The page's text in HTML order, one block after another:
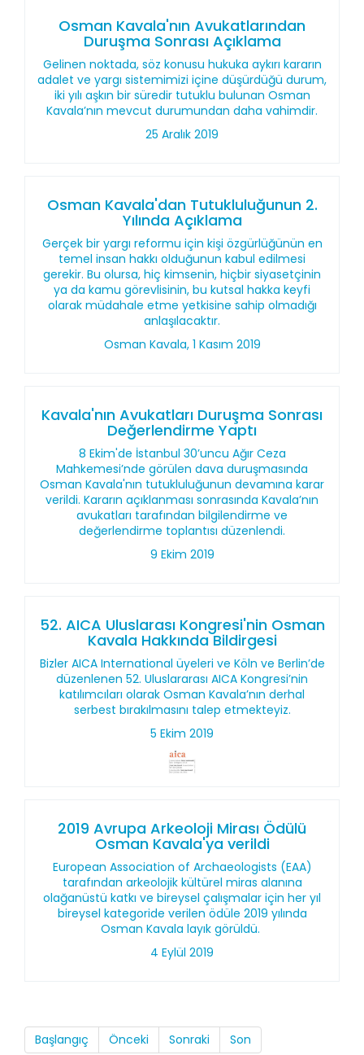
Osman Kavala'nın Avukatlarından
Duruşma Sonrası Açıklama
Gelinen noktada, söz konusu hukuka aykırı kararın
adalet ve yargı sistemimizi içine düşürdüğü durum,
iki yılı aşkın bir süredir tutuklu bulunan Osman
Kavala’nın mevcut durumundan daha vahimdir.
25 Aralık 2019
Osman Kavala'dan Tutukluluğunun 2.
Yılında Açıklama
Gerçek bir yargı reformu için kişi özgürlüğünün en
temel insan hakkı olduğunun kabul edilmesi
gerekir. Bu olursa, hiç kimsenin, hiçbir siyasetçinin
ya da kamu görevlisinin, bu kutsal hakka keyfi
olarak müdahale etme yetkisine sahip olmadığı
anlaşılacaktır.
Osman Kavala, 1 Kasım 2019
Kavala'nın Avukatları Duruşma Sonrası
Değerlendirme Yaptı
8 Ekim'de İstanbul 30’uncu Ağır Ceza
Mahkemesi’nde görülen dava duruşmasında
Osman Kavala'nın tutukluluğunun devamına karar
verildi. Kararın açıklanması sonrasında Kavala’nın
avukatları tarafından bilgilendirme ve
değerlendirme toplantısı düzenlendi.
9 Ekim 2019
52. AICA Uluslarası Kongresi'nin Osman
Kavala Hakkında Bildirgesi
Bizler AICA International üyeleri ve Köln ve Berlin’de
düzenlenen 52. Uluslararası AICA Kongresi’nin
katılımcıları olarak Osman Kavala’nın derhal
serbest bırakılmasını talep etmekteyiz.
5 Ekim 2019
2019 Avrupa Arkeoloji Mirası Ödülü
Osman Kavala'ya verildi
European Association of Archaeologists (EAA)
tarafından arkeolojik kültürel miras alanına
olağanüstü katkı ve bireysel çalışmalar için her yıl
bireysel kategoride verilen ödüle 2019 yılında
Osman Kavala layık görüldü.
4 Eylül 2019
Başlangıç Önceki Sonraki Son